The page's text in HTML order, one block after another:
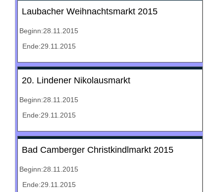
Laubacher Weihnachtsmarkt 2015
Beginn:28.11.2015
Ende:29.11.2015
20. Lindener Nikolausmarkt
Beginn:28.11.2015
Ende:29.11.2015
Bad Camberger Christkindlmarkt 2015
Beginn:28.11.2015
Ende:29.11.2015